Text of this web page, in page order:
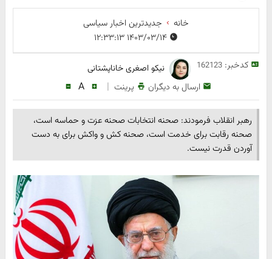
خانه
جدیدترین اخبار سیاسی
۱۴۰۳/۰۳/۱۴ ۱۲:۳۳:۱۳
کدخبر:162123 نیکو اصغری خاناپشتانی
ارسال به دیگران پرینت |
A
رهبر انقلاب فرمودند: صحنه انتخابات صحنه عزت و حماسه است،
صحنه رقابت برای خدمت است، صحنه کش و واکش برای به دست
آوردن قدرت نیست.